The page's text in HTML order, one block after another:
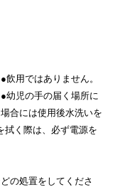
用ではありません。
幼児の手の届く場所に
合には使用後水洗いを
拭く際は、必ず電源を
の処置をしてくださ